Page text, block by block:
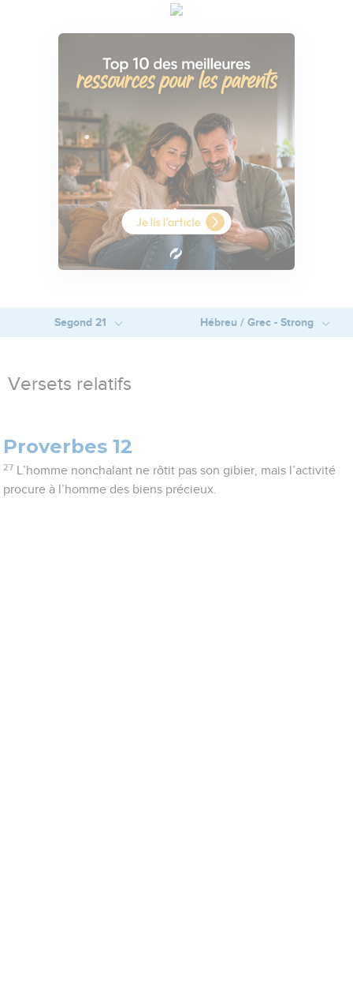
Segond 21 Hébreu / Grec - Strong
Versets relatifs
Proverbes 12
27
L’homme nonchalant ne rôtit pas son gibier, mais l’activité
procure à l’homme des biens précieux.